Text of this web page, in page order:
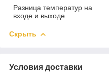
Разница температур на
входе и выходе
Скрыть
Условия доставки